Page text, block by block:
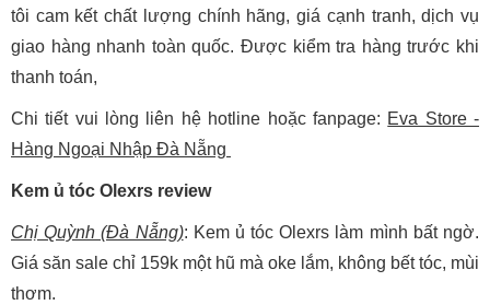
tôi cam kết chất lượng chính hãng, giá cạnh tranh, dịch vụ
giao hàng nhanh toàn quốc. Được kiểm tra hàng trước khi
thanh toán,
Chi tiết vui lòng liên hệ hotline hoặc fanpage: Eva Store -
Hàng Ngoại Nhập Đà Nẵng
Kem ủ tóc Olexrs review
Chị Quỳnh (Đà Nẵng): Kem ủ tóc Olexrs làm mình bất ngờ.
Giá săn sale chỉ 159k một hũ mà oke lắm, không bết tóc, mùi
thơm.